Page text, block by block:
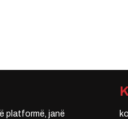
platformë, janë